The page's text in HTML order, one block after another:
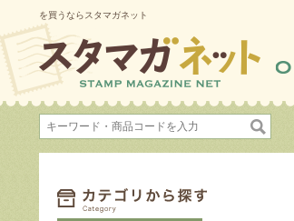
を買うならスタマガネット